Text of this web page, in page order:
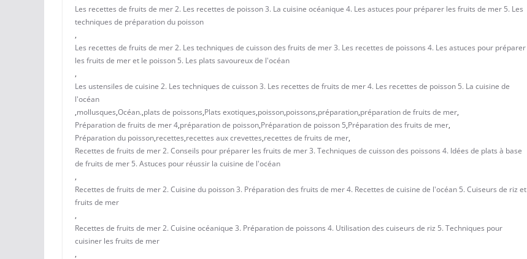
Les recettes de fruits de mer 2. Les recettes de poisson 3. La cuisine océanique 4. Les astuces pour préparer les fruits de mer 5. Les
techniques de préparation du poisson
,
Les recettes de fruits de mer 2. Les techniques de cuisson des fruits de mer 3. Les recettes de poissons 4. Les astuces pour préparer
les fruits de mer et le poisson 5. Les plats savoureux de l'océan
,
Les ustensiles de cuisine 2. Les techniques de cuisson 3. Les recettes de fruits de mer 4. Les recettes de poisson 5. La cuisine de
l'océan
,mollusques,Océan.,plats de poissons,Plats exotiques,poisson,poissons,préparation,préparation de fruits de mer,
Préparation de fruits de mer 4,préparation de poisson,Préparation de poisson 5,Préparation des fruits de mer,
Préparation du poisson,recettes,recettes aux crevettes,recettes de fruits de mer,
Recettes de fruits de mer 2. Conseils pour préparer les fruits de mer 3. Techniques de cuisson des poissons 4. Idées de plats à base
de fruits de mer 5. Astuces pour réussir la cuisine de l'océan
,
Recettes de fruits de mer 2. Cuisine du poisson 3. Préparation des fruits de mer 4. Recettes de cuisine de l'océan 5. Cuiseurs de riz et
fruits de mer
,
Recettes de fruits de mer 2. Cuisine océanique 3. Préparation de poissons 4. Utilisation des cuiseurs de riz 5. Techniques pour
cuisiner les fruits de mer
,